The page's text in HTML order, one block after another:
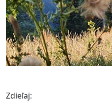
Zdieľaj: